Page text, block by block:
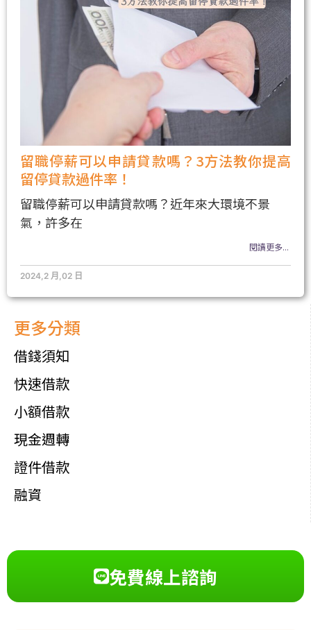
更多分類
借錢須知
快速借款
小額借款
現金週轉
證件借款
融資
留職停薪可以申請貸款嗎？3方法教你提高
留停貸款過件率！
留職停薪可以申請貸款嗎？近年來大環境不景
氣，許多在
閱讀更多...
2024,2 月,02 日
免費線上諮詢